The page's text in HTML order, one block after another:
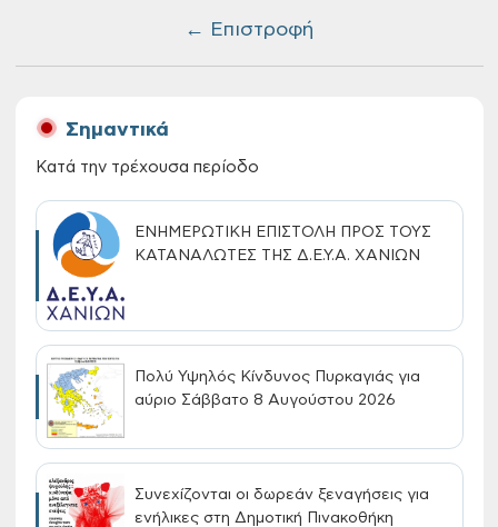
← Επιστροφή
Σημαντικά
Κατά την τρέχουσα περίοδο
ΕΝΗΜΕΡΩΤΙΚΗ ΕΠΙΣΤΟΛΗ ΠΡΟΣ ΤΟΥΣ
ΚΑΤΑΝΑΛΩΤΕΣ ΤΗΣ Δ.Ε.Υ.Α. ΧΑΝΙΩΝ
Πολύ Υψηλός Κίνδυνος Πυρκαγιάς για
αύριο Σάββατο 8 Αυγούστου 2026
Συνεχίζονται οι δωρεάν ξεναγήσεις για
ενήλικες στη Δημοτική Πινακοθήκη